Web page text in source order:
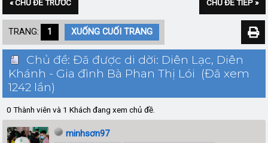
« CHỦ ĐỀ TRƯỚC CHỦ ĐỀ TIẾP »
TRANG: 1 XUỐNG CUỐI TRANG
Chủ đề: Đã được di dời: Diên Lạc, Diên
Khánh - Gia đình Bà Phan Thị Lói (Đã xem
1242 lần)
0 Thành viên và 1 Khách đang xem chủ đề.
minhsơn97